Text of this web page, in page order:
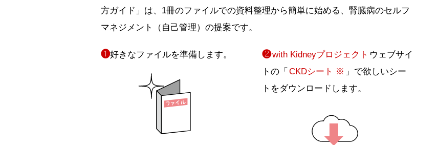
方ガイド」は、1冊のファイルでの資料整理から簡単に始める、腎臓病のセルフ
マネジメント（自己管理）の提案です。
❶好きなファイルを準備します。 ❷with Kidneyプロジェクト ウェブサイ
トの「 CKDシート ※ 」で欲しいシー
トをダウンロードします。